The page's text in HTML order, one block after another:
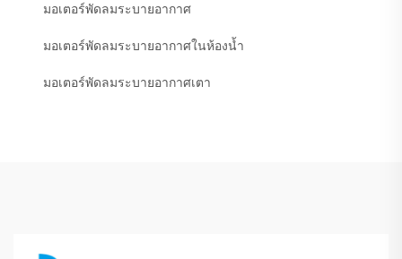
มอเตอร์พัดลมระบายอากาศ
มอเตอร์พัดลมระบายอากาศในห้องน้ำ
มอเตอร์พัดลมระบายอากาศเตา